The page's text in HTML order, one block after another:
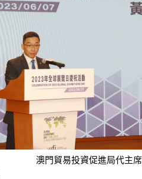
澳門貿易投資促進局代主